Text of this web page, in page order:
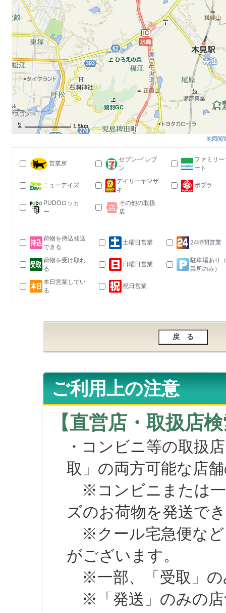
1.5km
地図閲
営業所
セブン-イレブ
ン
ファミリー
ート
ニューデイズ
デイリーヤマザ
キ
ポプラ
PUDOロッカ
ー
その他の取扱
店
荷物を持込発送
できる
土曜日営業 24時間営業
荷物を受け取れ
る
日曜日営業
駐車場あり
業所のみ）
本日営業してい
る
祝日営業
ご利用上の注意
【直営店・取扱店
・コンビニ等の取扱
取」の両方可能な店
※コンビニまたは一
ズのお荷物を発送で
※クール宅急便など
がございます。
※一部、「受取」の
※「発送」のみの店